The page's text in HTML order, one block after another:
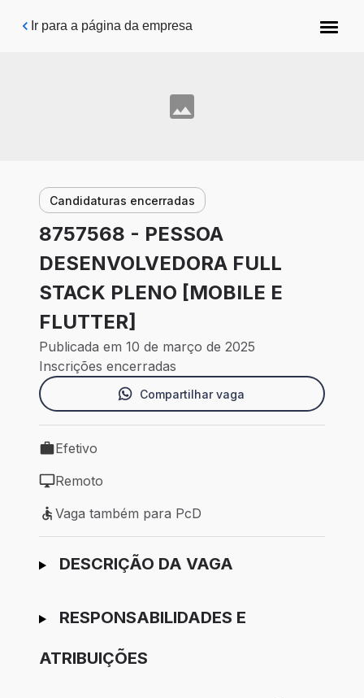
Pular para o conteúdo principal
Ir para a página da empresa
Candidaturas encerradas
8757568 - PESSOA
DESENVOLVEDORA FULL
STACK PLENO [MOBILE E
FLUTTER]
Publicada em 10 de março de 2025
Inscrições encerradas
Compartilhar vaga
Tipo de vaga: Efetivo
Efetivo
Modelo de trabalho: Remoto
Remoto
Vaga também para PcD
Vaga também para PcD
Ir para candidatura
DESCRIÇÃO DA VAGA
RESPONSABILIDADES E
ATRIBUIÇÕES